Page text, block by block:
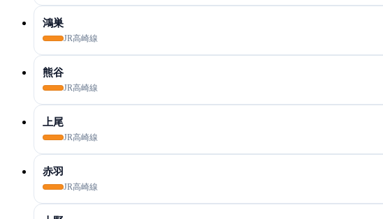
鴻巣
JR高崎線
熊谷
JR高崎線
上尾
JR高崎線
赤羽
JR高崎線